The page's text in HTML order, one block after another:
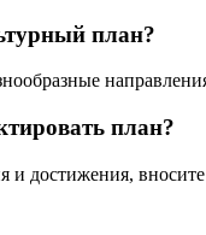
план?
план?
и достижения,